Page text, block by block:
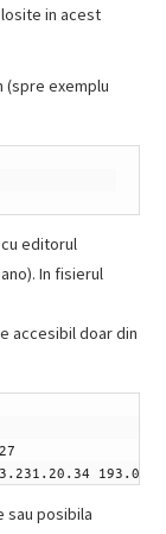
in acest
(spre exemplu
editorul
In fisierul
accesibil doar din
27
sau posibila